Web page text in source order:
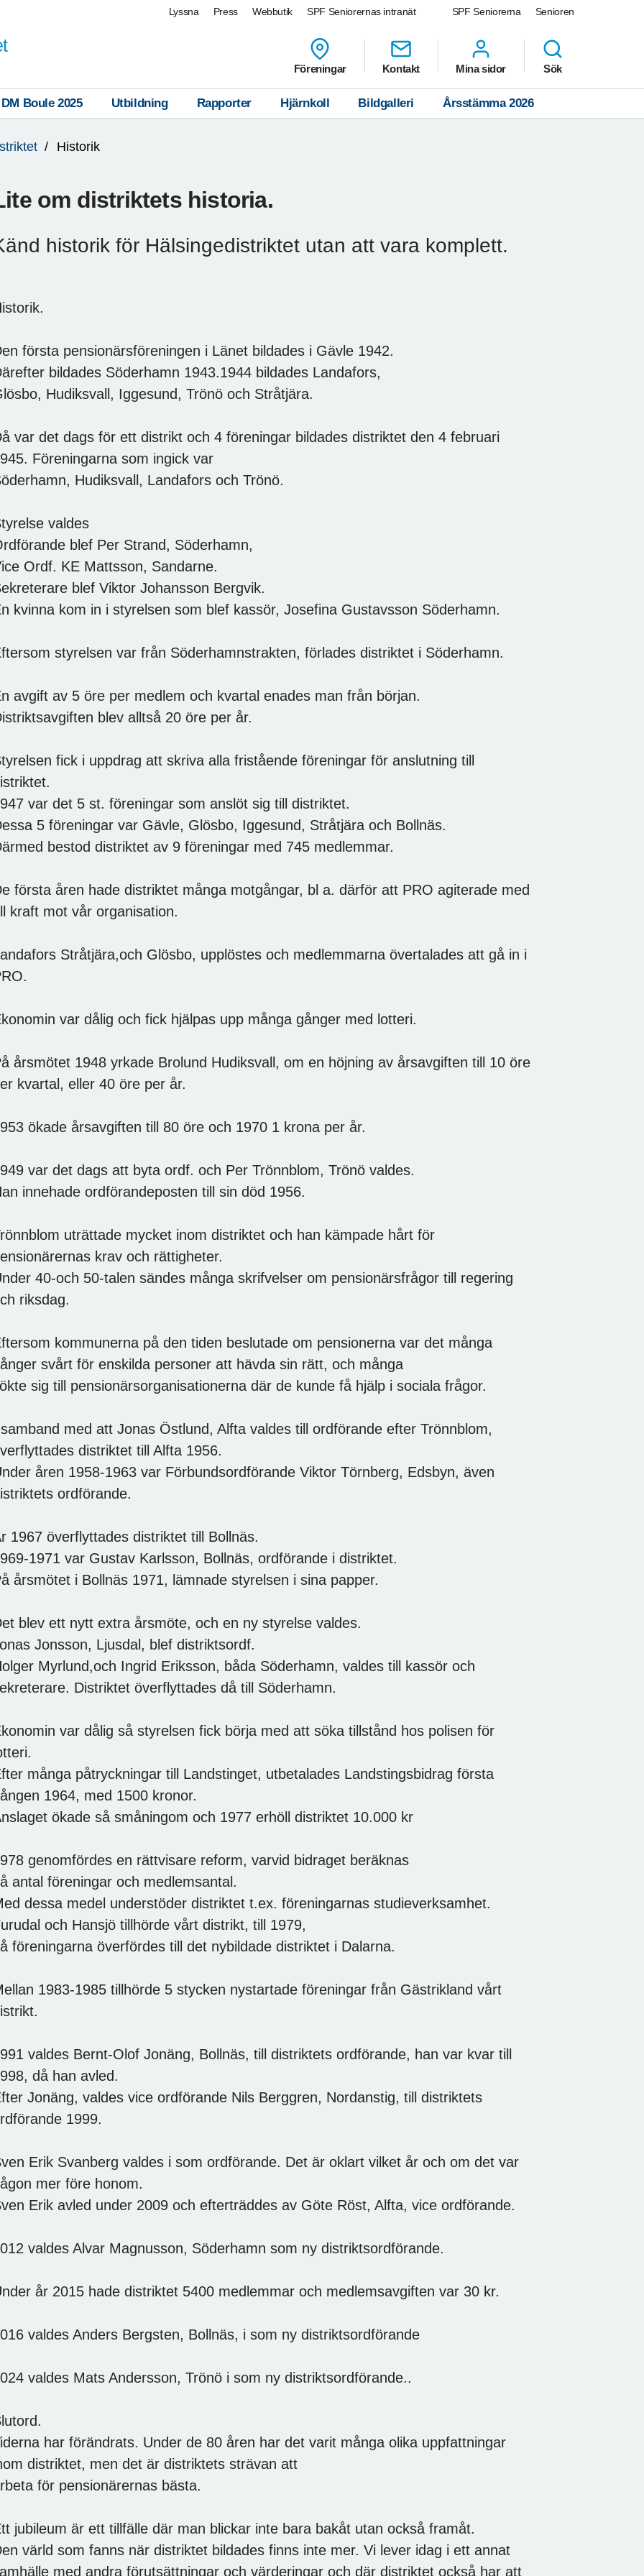
SPF Seniorerna Senioren
Lyssna Press Webbutik SPF Seniorernas intranät
Föreningar Kontakt Mina sidor Sök
DM Boule 2025 Utbildning Rapporter Hjärnkoll Bildgalleri Årsstämma 2026
Historik
om distriktets historia.
historik för Hälsingedistriktet utan att vara komplett.
första pensionärsföreningen i Länet bildades i Gävle 1942.
bildades Söderhamn 1943.1944 bildades Landafors,
Hudiksvall, Iggesund, Trönö och Stråtjära.
var det dags för ett distrikt och 4 föreningar bildades distriktet den 4 februari
Föreningarna som ingick var
Hudiksvall, Landafors och Trönö.
valdes
blef Per Strand, Söderhamn,
Ordf. KE Mattsson, Sandarne.
blef Viktor Johansson Bergvik.
kvinna kom in i styrelsen som blef kassör, ​​Josefina Gustavsson Söderhamn.
styrelsen var från Söderhamnstrakten, förlades distriktet i Söderhamn.
avgift av 5 öre per medlem och kvartal enades man från början.
blev alltså 20 öre per år.
fick i uppdrag att skriva alla fristående föreningar för anslutning till
var det 5 st. föreningar som anslöt sig till distriktet.
5 föreningar var Gävle, Glösbo, Iggesund, Stråtjära och Bollnäs.
bestod distriktet av 9 föreningar med 745 medlemmar.
första åren hade distriktet många motgångar, bl a. därför att PRO agiterade med
kraft mot vår organisation.
Stråtjära,och Glösbo, upplöstes och medlemmarna övertalades att gå in i
var dålig och fick hjälpas upp många gånger med lotteri.
årsmötet 1948 yrkade Brolund Hudiksvall, om en höjning av årsavgiften till 10 öre
kvartal, eller 40 öre per år.
ökade årsavgiften till 80 öre och 1970 1 krona per år.
var det dags att byta ordf. och Per Trönnblom, Trönö valdes.
innehade ordförandeposten till sin död 1956.
uträttade mycket inom distriktet och han kämpade hårt för
krav och rättigheter.
40-och 50-talen sändes många skrifvelser om pensionärsfrågor till regering
riksdag.
kommunerna på den tiden beslutade om pensionerna var det många
svårt för enskilda personer att hävda sin rätt, och många
sig till pensionärsorganisationerna där de kunde få hjälp i sociala frågor.
med att Jonas Östlund, Alfta valdes till ordförande efter Trönnblom,
distriktet till Alfta 1956.
åren 1958-1963 var Förbundsordförande Viktor Törnberg, Edsbyn, även
ordförande.
1967 överflyttades distriktet till Bollnäs.
1971 var Gustav Karlsson, Bollnäs, ordförande i distriktet.
årsmötet i Bollnäs 1971, lämnade styrelsen i sina papper.
blev ett nytt extra årsmöte, och en ny styrelse valdes.
Jonsson, Ljusdal, blef distriktsordf.
Myrlund,och Ingrid Eriksson, båda Söderhamn, valdes till kassör och
Distriktet överflyttades då till Söderhamn.
var dålig så styrelsen fick börja med att söka tillstånd hos polisen för
många påtryckningar till Landstinget, utbetalades Landstingsbidrag första
1964, med 1500 kronor.
ökade så småningom och 1977 erhöll distriktet 10.000 kr
genomfördes en rättvisare reform, varvid bidraget beräknas
antal föreningar och medlemsantal.
dessa medel understöder distriktet t.ex. föreningarnas studieverksamhet.
och Hansjö tillhörde vårt distrikt, till 1979,
föreningarna överfördes till det nybildade distriktet i Dalarna.
1983-1985 tillhörde 5 stycken nystartade föreningar från Gästrikland vårt
valdes Bernt-Olof Jonäng, Bollnäs, till distriktets ordförande, han var kvar till
då han avled.
Jonäng, valdes vice ordförande Nils Berggren, Nordanstig, till distriktets
1999.
Erik Svanberg valdes i som ordförande. Det är oklart vilket år och om det var
mer före honom.
Erik avled under 2009 och efterträddes av Göte Röst, Alfta, vice ordförande.
valdes Alvar Magnusson, Söderhamn som ny distriktsordförande.
år 2015 hade distriktet 5400 medlemmar och medlemsavgiften var 30 kr.
valdes Anders Bergsten, Bollnäs, i som ny distriktsordförande
valdes Mats Andersson, Trönö i som ny distriktsordförande..
har förändrats. Under de 80 åren har det varit många olika uppfattningar
distriktet, men det är distriktets strävan att
för pensionärernas bästa.
jubileum är ett tillfälle där man blickar inte bara bakåt utan också framåt.
värld som fanns när distriktet bildades finns inte mer. Vi lever idag i ett annat
med andra förutsättningar och värderingar och där distriktet också har att